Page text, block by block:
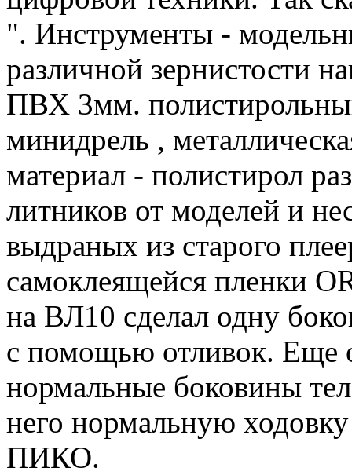
". Инструменты -
различной зернистости
ПВХ 3мм.
минидрель ,
материал - полистирол
литников от моделей и
выдраных из старого
самоклеящейся пленки
на ВЛ10 сделал одну
с помощью отливок. Еще
нормальные боковины
него нормальную ходовку
ПИКО.